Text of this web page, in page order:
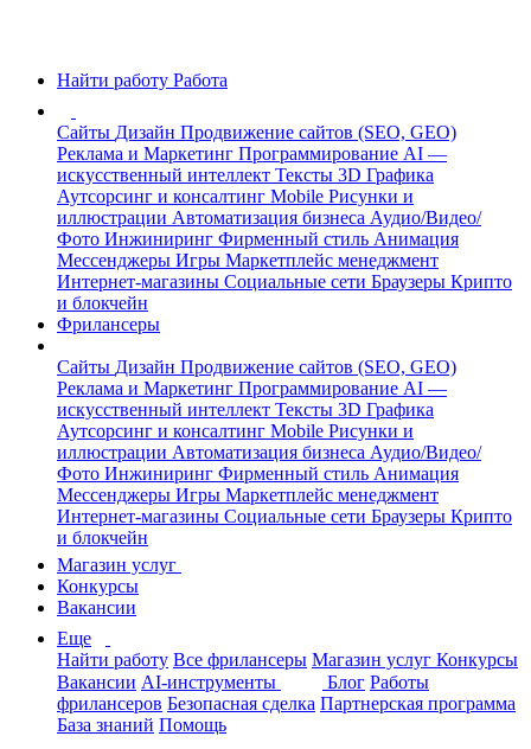
Найти работу Работа
Сайты Дизайн Продвижение сайтов (SEO, GEO)
Реклама и Маркетинг Программирование AI —
искусственный интеллект Тексты 3D Графика
Аутсорсинг и консалтинг Mobile Рисунки и
иллюстрации Автоматизация бизнеса Аудио/Видео/
Фото Инжиниринг Фирменный стиль Анимация
Мессенджеры Игры Маркетплейс менеджмент
Интернет-магазины Социальные сети Браузеры Крипто
и блокчейн
Фрилансеры
Сайты Дизайн Продвижение сайтов (SEO, GEO)
Реклама и Маркетинг Программирование AI —
искусственный интеллект Тексты 3D Графика
Аутсорсинг и консалтинг Mobile Рисунки и
иллюстрации Автоматизация бизнеса Аудио/Видео/
Фото Инжиниринг Фирменный стиль Анимация
Мессенджеры Игры Маркетплейс менеджмент
Интернет-магазины Социальные сети Браузеры Крипто
и блокчейн
Магазин услуг
Конкурсы
Вакансии
Еще
Найти работу Все фрилансеры Магазин услуг Конкурсы
Вакансии AI-инструменты Блог Работы
фрилансеров Безопасная сделка Партнерская программа
База знаний Помощь